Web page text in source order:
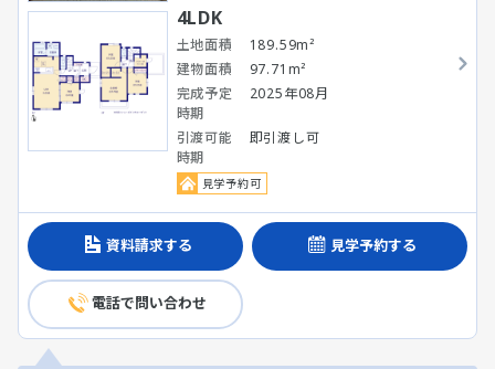
4LDK
土地面積
189.59m²
建物面積
97.71m²
完成予定
時期
2025年08月
引渡可能
時期
即引渡し可
見学予約可
資料請求する 見学予約する
電話で問い合わせ